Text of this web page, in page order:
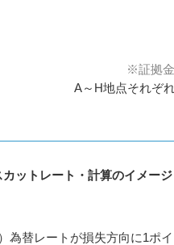
※証拠
A～H地点それぞ
カットレート・計算のイメージ
）為替レートが損失方向に1ポ